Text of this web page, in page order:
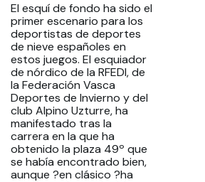
El esquí de fondo ha sido el
primer escenario para los
deportistas de deportes
de nieve españoles en
estos juegos. El esquiador
de nórdico de la RFEDI, de
la Federación Vasca
Deportes de Invierno y del
club Alpino Uzturre, ha
manifestado tras la
carrera en la que ha
obtenido la plaza 49º que
se había encontrado bien,
aunque ?en clásico ?ha